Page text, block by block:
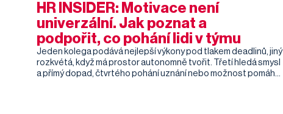
HR INSIDER: Motivace není
univerzální. Jak poznat a
podpořit, co pohání lidi v týmu
Jeden kolega podává nejlepší výkony pod tlakem deadlinů, jiný
rozkvétá, když má prostor autonomně tvořit. Třetí hledá smysl
a přímý dopad, čtvrtého pohání uznání nebo možnost pomáhat